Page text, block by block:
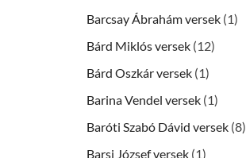
Barcsay Ábrahám versek (1)
Bárd Miklós versek (12)
Bárd Oszkár versek (1)
Barina Vendel versek (1)
Baróti Szabó Dávid versek (8)
Barsi József versek (1)